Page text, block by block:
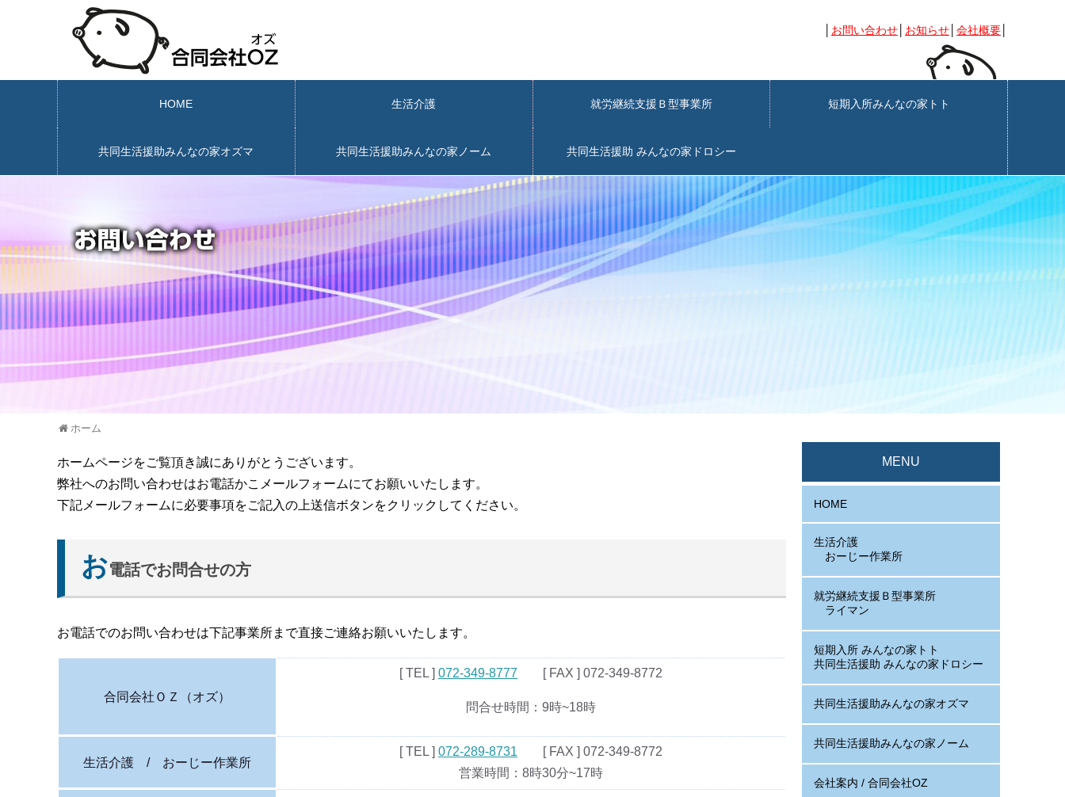
お問い合わせ お知らせ 会社概要
HOME 生活介護 就労継続支援Ｂ型事業所 短期入所みんなの家トト
共同生活援助みんなの家オズマ 共同生活援助みんなの家ノーム 共同生活援助 みんなの家ドロシー
ホーム
ホームページをご覧頂き誠にありがとうございます。
弊社へのお問い合わせはお電話かこメールフォームにてお願いいたします。
下記メールフォームに必要事項をご記入の上送信ボタンをクリックしてください。
お電話でお問合せの方
お電話でのお問い合わせは下記事業所まで直接ご連絡お願いいたします。
合同会社ＯＺ（オズ）
[ TEL ] 072-349-8777 [ FAX ] 072-349-8772
問合せ時間：9時~18時
生活介護 / おーじー作業所
[ TEL ] 072-289-8731 [ FAX ] 072-349-8772
営業時間：8時30分~17時
MENU
HOME
生活介護
おーじー作業所
就労継続支援Ｂ型事業所
ライマン
短期入所 みんなの家トト
共同生活援助 みんなの家ドロシー
共同生活援助みんなの家オズマ
共同生活援助みんなの家ノーム
会社案内 / 合同会社OZ